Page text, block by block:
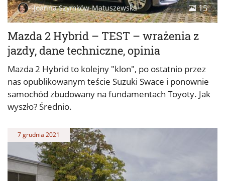
Mazda 2 Hybrid – TEST – wrażenia z
jazdy, dane techniczne, opinia
Joanna Szymków-Matuszewska 15
Mazda 2 Hybrid to kolejny "klon", po ostatnio przez
nas opublikowanym teście Suzuki Swace i ponownie
samochód zbudowany na fundamentach Toyoty. Jak
wyszło? Średnio.
7 grudnia 2021